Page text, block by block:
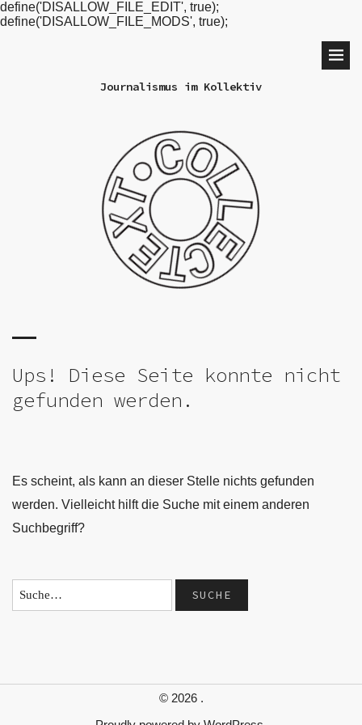
define('DISALLOW_FILE_EDIT', true);
define('DISALLOW_FILE_MODS', true);
Journalismus im Kollektiv
Ups! Diese Seite konnte nicht
gefunden werden.
Es scheint, als kann an dieser Stelle nichts gefunden
werden. Vielleicht hilft die Suche mit einem anderen
Suchbegriff?
© 2026 .